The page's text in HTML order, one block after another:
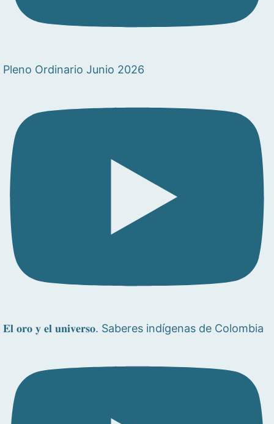
Pleno Ordinario Junio 2026
𝐄𝐥 𝐨𝐫𝐨 𝐲 𝐞𝐥 𝐮𝐧𝐢𝐯𝐞𝐫𝐬𝐨. Saberes indígenas de Colombia